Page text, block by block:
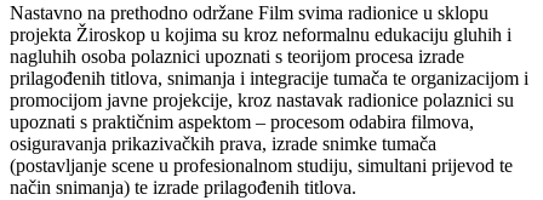
Nastavno na prethodno održane Film svima radionice u sklopu
projekta Žiroskop u kojima su kroz neformalnu edukaciju gluhih i
nagluhih osoba polaznici upoznati s teorijom procesa izrade
prilagođenih titlova, snimanja i integracije tumača te organizacijom i
promocijom javne projekcije, kroz nastavak radionice polaznici su
upoznati s praktičnim aspektom – procesom odabira filmova,
osiguravanja prikazivačkih prava, izrade snimke tumača
(postavljanje scene u profesionalnom studiju, simultani prijevod te
način snimanja) te izrade prilagođenih titlova.